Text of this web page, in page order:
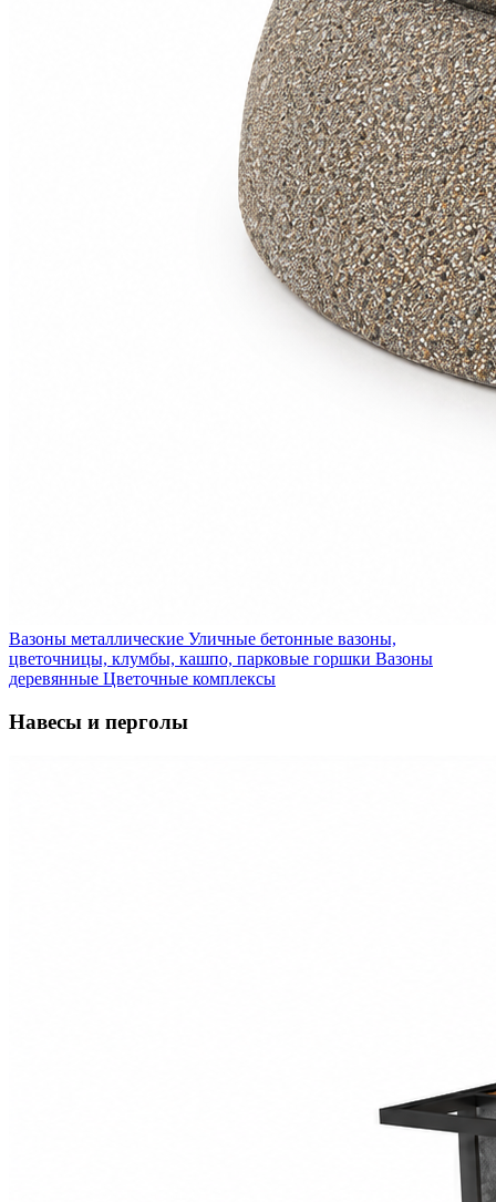
Вазоны металлические Уличные бетонные вазоны,
цветочницы, клумбы, кашпо, парковые горшки Вазоны
деревянные Цветочные комплексы
Навесы и перголы